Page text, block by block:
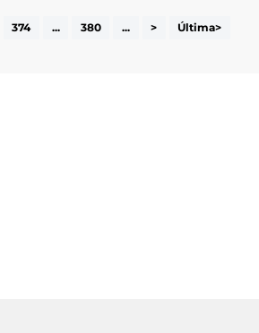
374 ... 380 ... > Última>